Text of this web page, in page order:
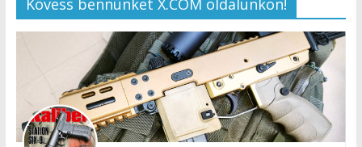
Kövess bennünket X.COM oldalunkon!